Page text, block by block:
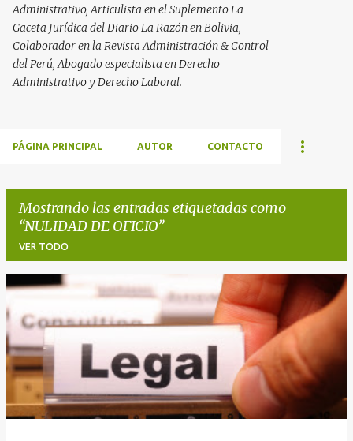
Administrativo, Articulista en el Suplemento La
Gaceta Jurídica del Diario La Razón en Bolivia,
Colaborador en la Revista Administración & Control
del Perú, Abogado especialista en Derecho
Administrativo y Derecho Laboral.
PÁGINA PRINCIPAL AUTOR CONTACTO
Mostrando las entradas etiquetadas como
NULIDAD DE OFICIO
VER TODO
n
t
r
d